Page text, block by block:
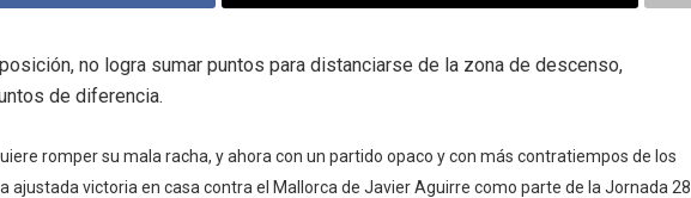
no logra sumar puntos para distanciarse de la zona de descenso,
de diferencia.
romper su mala racha, y ahora con un partido opaco y con más contratiempos de los
ajustada victoria en casa contra el Mallorca de Javier Aguirre como parte de la Jornada 28